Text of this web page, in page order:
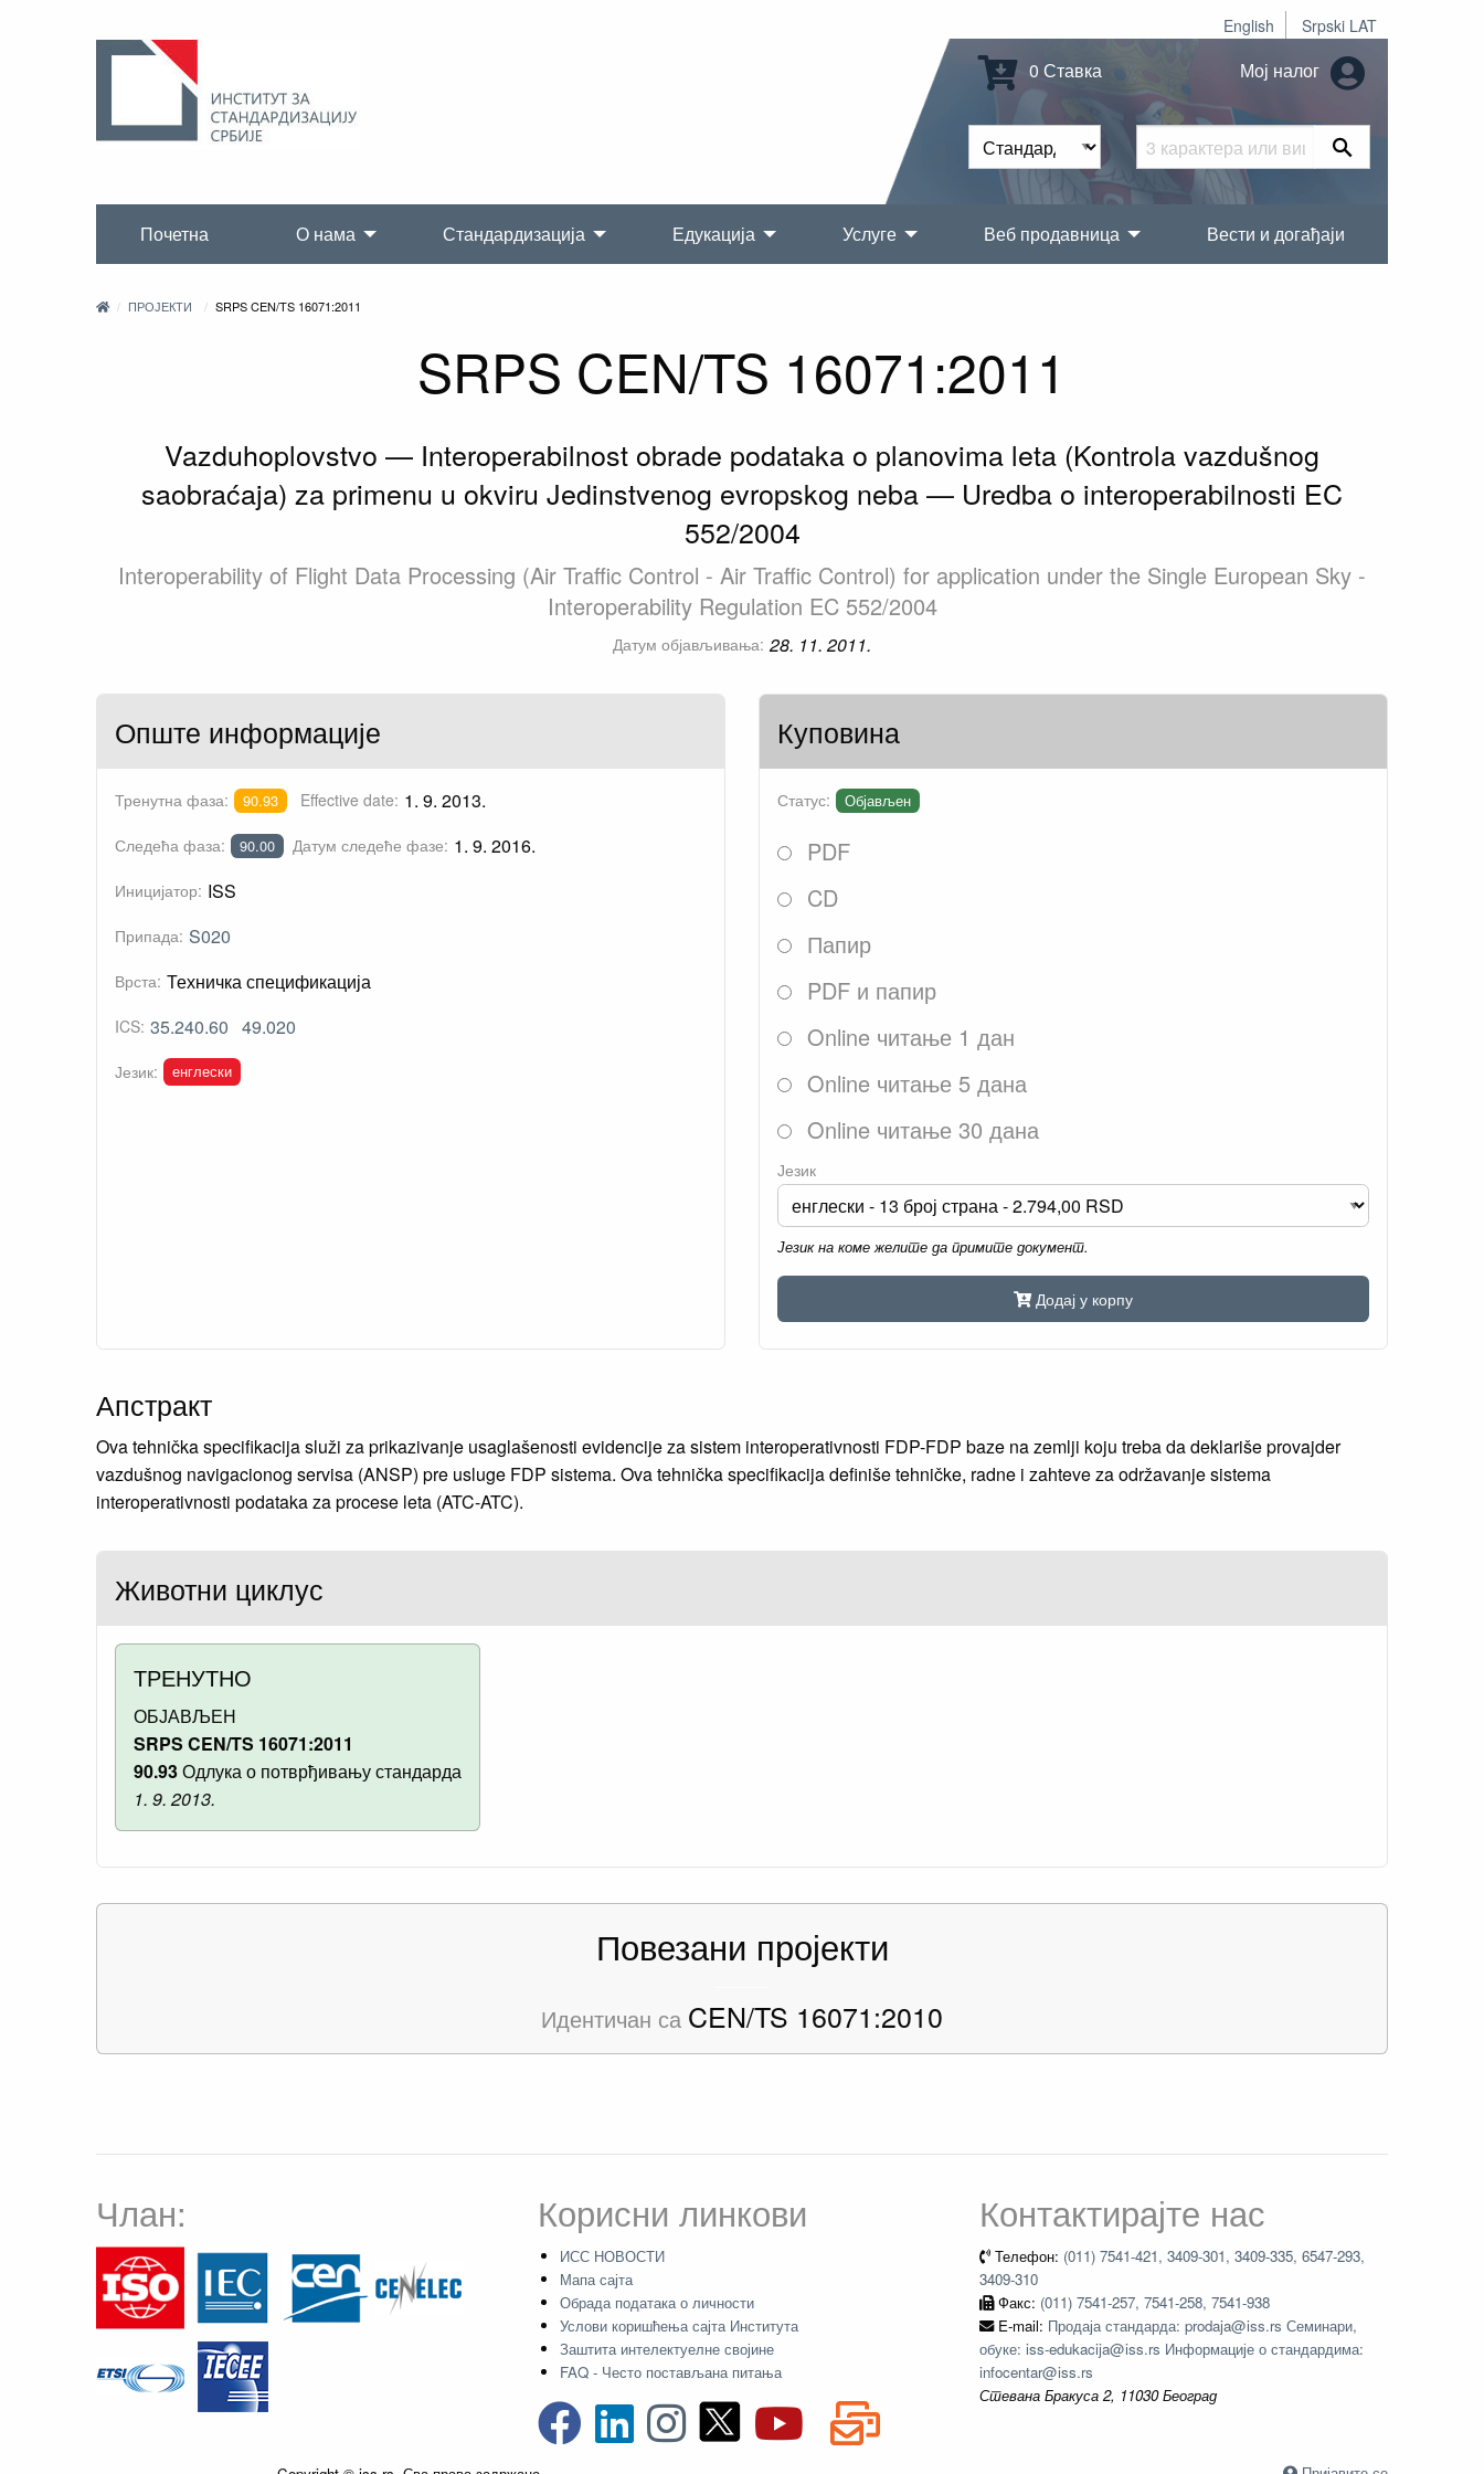
English Srpski LAT
0 Ставка Мој налог
Почетна О нама Стандардизација Едукација Услуге Веб продавница Вести и догађаји
ПРОЈЕКТИ SRPS CEN/TS 16071:2011
SRPS CEN/TS 16071:2011
Vazduhoplovstvo — Interoperabilnost obrade podataka o planovima leta (Kontrola vazdušnog
saobraćaja) za primenu u okviru Jedinstvenog evropskog neba — Uredba o interoperabilnosti EC
552/2004
Interoperability of Flight Data Processing (Air Traffic Control - Air Traffic Control) for application under the Single European Sky -
Interoperability Regulation EC 552/2004
Датум објављивања: 28. 11. 2011.
Опште информације
Тренутна фаза: 90.93 Effective date: 1. 9. 2013.
Следећа фаза: 90.00 Датум следеће фазе: 1. 9. 2016.
Иницијатор: ISS
Припада: S020
Врста: Техничка спецификација
ICS: 35.240.60 49.020
Језик: енглески
Куповина
Статус: Објављен
PDF
CD
Папир
PDF и папир
Online читање 1 дан
Online читање 5 дана
Online читање 30 дана
Језик
Језик на коме желите да примите документ.
Додај у корпу
Апстракт
Ova tehnička specifikacija služi za prikazivanje usaglašenosti evidencije za sistem interoperativnosti FDP-FDP baze na zemlji koju treba da deklariše provajder
vazdušnog navigacionog servisa (ANSP) pre usluge FDP sistema. Ova tehnička specifikacija definiše tehničke, radne i zahteve za održavanje sistema
interoperativnosti podataka za procese leta (ATC-ATC).
Животни циклус
ТРЕНУТНО
ОБЈАВЉЕН
SRPS CEN/TS 16071:2011
90.93Одлука о потврђивању стандарда
1. 9. 2013.
Повезани пројекти
Идентичан са CEN/TS 16071:2010
Члан: Корисни линкови
ИСС НОВОСТИ
Мапа сајта
Обрада података о личности
Услови коришћења сајта Института
Заштита интелектуелне својине
FAQ - Често постављана питања
Контактирајте нас
Телефон: (011) 7541-421, 3409-301, 3409-335, 6547-293,
3409-310
Факс: (011) 7541-257, 7541-258, 7541-938
E-mail: Продаја стандарда: prodaja@iss.rs Семинари,
обуке: iss-edukacija@iss.rs Информације о стандардима:
infocentar@iss.rs
Стевана Бракуса 2, 11030 Београд